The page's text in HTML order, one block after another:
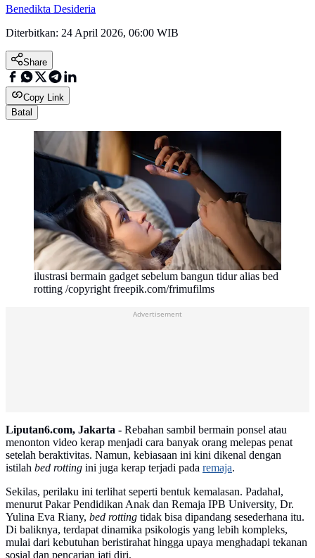
Benedikta Desideria
Diterbitkan: 24 April 2026, 06:00 WIB
Share
Copy Link
Batal
ilustrasi bermain gadget sebelum bangun tidur alias bed
rotting /copyright freepik.com/frimufilms
Advertisement
Liputan6.com, Jakarta - Rebahan sambil bermain ponsel atau
menonton video kerap menjadi cara banyak orang melepas penat
setelah beraktivitas. Namun, kebiasaan ini kini dikenal dengan
istilah bed rotting ini juga kerap terjadi pada remaja.
Sekilas, perilaku ini terlihat seperti bentuk kemalasan. Padahal,
menurut Pakar Pendidikan Anak dan Remaja IPB University, Dr.
Yulina Eva Riany, bed rotting tidak bisa dipandang sesederhana itu.
Di baliknya, terdapat dinamika psikologis yang lebih kompleks,
mulai dari kebutuhan beristirahat hingga upaya menghadapi tekanan
sosial dan pencarian jati diri.